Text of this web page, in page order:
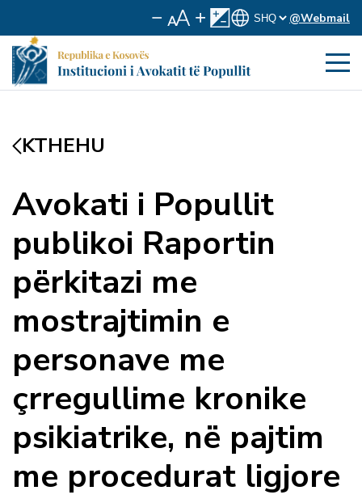
@Webmail
KTHEHU
Avokati i Popullit
publikoi Raportin
përkitazi me
mostrajtimin e
personave me
çrregullime kronike
psikiatrike, në pajtim
me procedurat ligjore